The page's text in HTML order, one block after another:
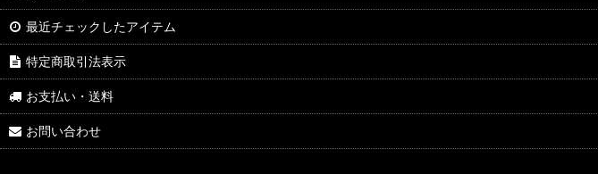
最近チェックしたアイテム
特定商取引法表示
お支払い・送料
お問い合わせ